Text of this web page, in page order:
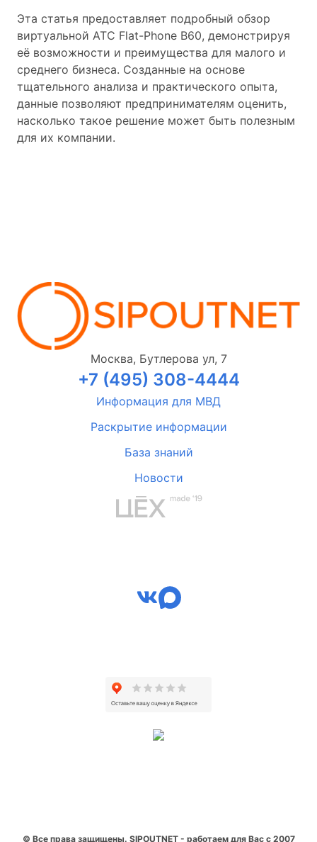
Эта статья предоставляет подробный обзор
виртуальной АТС Flat-Phone B60, демонстрируя
её возможности и преимущества для малого и
среднего бизнеса. Созданные на основе
тщательного анализа и практического опыта,
данные позволяют предпринимателям оценить,
насколько такое решение может быть полезным
для их компании.
Москва, Бутлерова ул, 7
+7 (495) 308-4444
Информация для МВД
Раскрытие информации
База знаний
Новости
© Все права защищены. SIPOUTNET - работаем для Вас с 2007